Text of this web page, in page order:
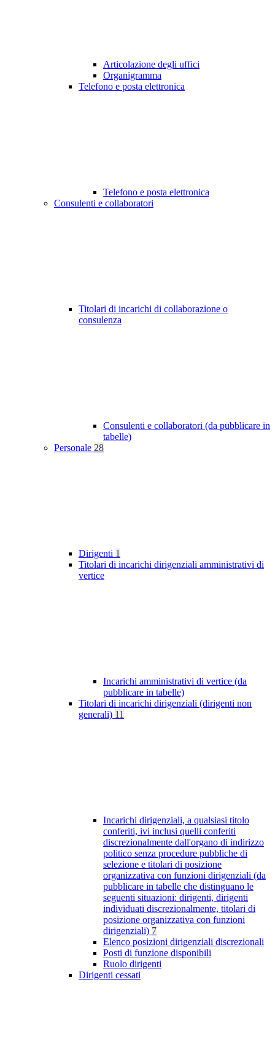
Articolazione degli uffici
Organigramma
Telefono e posta elettronica
Telefono e posta elettronica
Consulenti e collaboratori
Titolari di incarichi di collaborazione o
consulenza
Consulenti e collaboratori (da pubblicare in
tabelle)
Personale 28
Dirigenti 1
Titolari di incarichi dirigenziali amministrativi di
vertice
Incarichi amministrativi di vertice (da
pubblicare in tabelle)
Titolari di incarichi dirigenziali (dirigenti non
generali) 11
Incarichi dirigenziali, a qualsiasi titolo
conferiti, ivi inclusi quelli conferiti
discrezionalmente dall'organo di indirizzo
politico senza procedure pubbliche di
selezione e titolari di posizione
organizzativa con funzioni dirigenziali (da
pubblicare in tabelle che distinguano le
seguenti situazioni: dirigenti, dirigenti
individuati discrezionalmente, titolari di
posizione organizzativa con funzioni
dirigenziali) 7
Elenco posizioni dirigenziali discrezionali
Posti di funzione disponibili
Ruolo dirigenti
Dirigenti cessati